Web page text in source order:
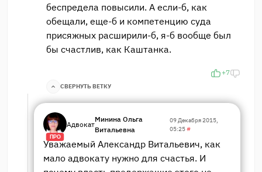
беспредела повысили. А если-б, как
обещали, еще-б и компетенцию суда
присяжных расширили-б, я-б вообще был
бы счастлив, как Каштанка.
+7
СВЕРНУТЬ ВЕТКУ
ПРО
Адвокат
Минина Ольга
Витальевна
09 Декабря 2015,
05:25#
Уважаемый Александр Витальевич, как
мало адвокату нужно для счастья. И